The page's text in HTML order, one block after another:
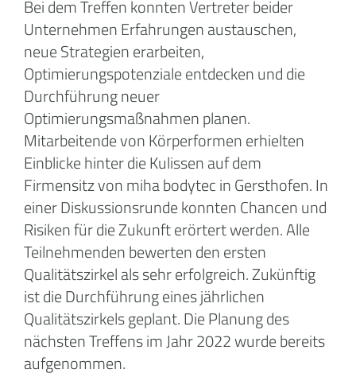
Bei dem Treffen konnten Vertreter beider
Unternehmen Erfahrungen austauschen,
neue Strategien erarbeiten,
Optimierungspotenziale entdecken und die
Durchführung neuer
Optimierungsmaßnahmen planen.
Mitarbeitende von Körperformen erhielten
Einblicke hinter die Kulissen auf dem
Firmensitz von miha bodytec in Gersthofen. In
einer Diskussionsrunde konnten Chancen und
Risiken für die Zukunft erörtert werden. Alle
Teilnehmenden bewerten den ersten
Qualitätszirkel als sehr erfolgreich. Zukünftig
ist die Durchführung eines jährlichen
Qualitätszirkels geplant. Die Planung des
nächsten Treffens im Jahr 2022 wurde bereits
aufgenommen.